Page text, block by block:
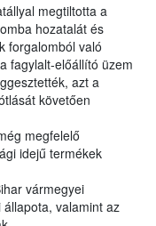
megtiltotta a
hozatalát és
forgalomból való
fagylalt-előállító üzem
azt a
követően
megfelelő
idejű termékek
vármegyei
valamint az